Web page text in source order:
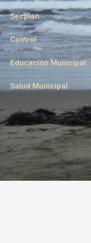
Secplan
Control
Educación Municipal
Salud Municipal